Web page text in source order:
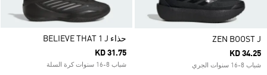
ZEN BOOST J
KD 34.25
شباب 8-16 سنوات الجري
حذاء BELIEVE THAT 1 J
KD 31.75
شباب 8-16 سنوات كرة السلة